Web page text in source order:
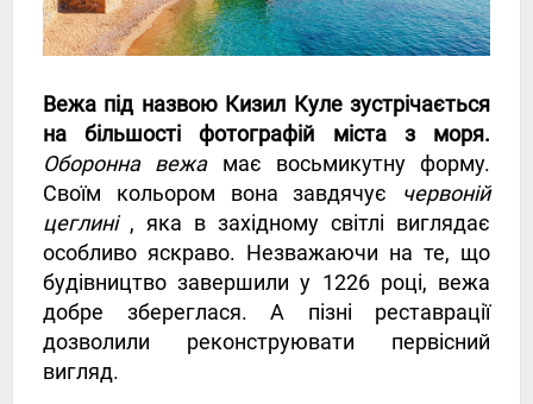
Вежа під назвою Кизил Куле зустрічається
на більшості фотографій міста з моря.
Оборонна вежамає восьмикутну форму.
Своїм кольором вона завдячує червоній
цеглині, яка в західному світлі виглядає
особливо яскраво. Незважаючи на те, що
будівництво завершили у 1226 році, вежа
добре збереглася. А пізні реставрації
дозволили реконструювати первісний
вигляд.